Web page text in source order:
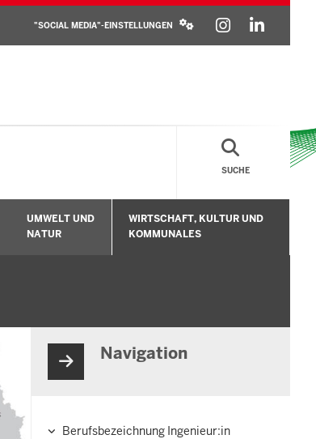
MEDIA
"SOCIAL MEDIA"-EINSTELLUNGEN
SUCHE
Untermenü öffnen
UMWELT UND
NATUR
Untermenü öffnen
WIRTSCHAFT, KULTUR UND
KOMMUNALES
Navigation
Berufsbezeichnung Ingenieur:in